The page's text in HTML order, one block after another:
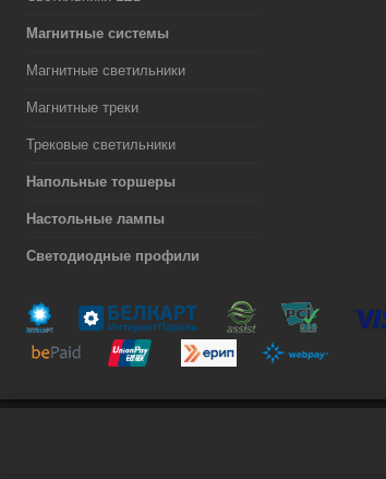
Магнитные системы
Магнитные светильники
Магнитные треки
Трековые светильники
Напольные торшеры
Настольные лампы
Светодиодные профили